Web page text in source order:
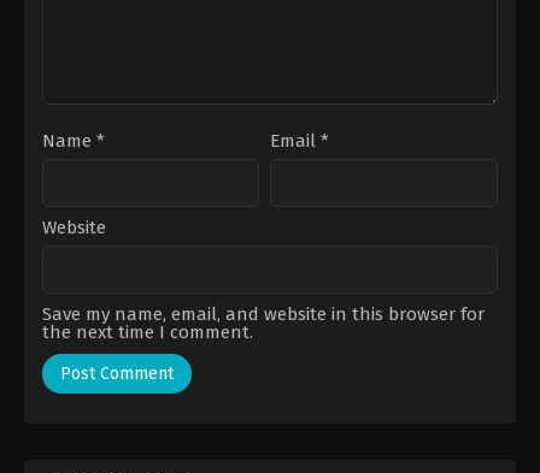
Name * Email *
Website
Save my name, email, and website in this browser for
the next time I comment.